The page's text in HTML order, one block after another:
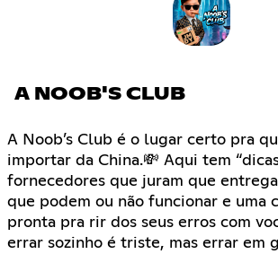
A NOOB'S CLUB
A Noob’s Club é o lugar certo pra
importar da China.💸 Aqui tem
fornecedores que juram que
que podem ou não funcionar e uma
pronta pra rir dos seus erros com
errar sozinho é triste, mas errar em